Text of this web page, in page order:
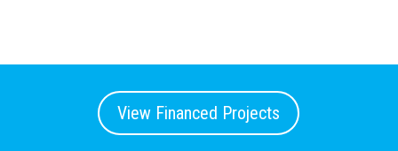
View Financed Projects